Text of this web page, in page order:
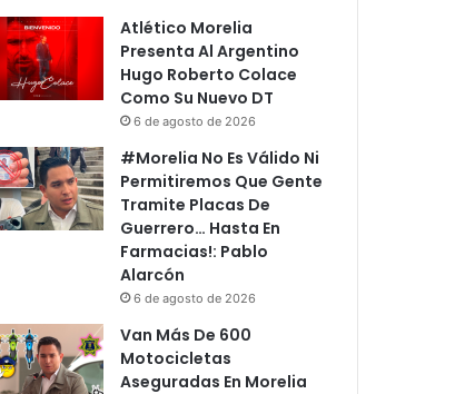
Atlético Morelia
Presenta Al Argentino
Hugo Roberto Colace
Como Su Nuevo DT
6 de agosto de 2026
#Morelia No Es Válido Ni
Permitiremos Que Gente
Tramite Placas De
Guerrero… Hasta En
Farmacias!: Pablo
Alarcón
6 de agosto de 2026
Van Más De 600
Motocicletas
Aseguradas En Morelia